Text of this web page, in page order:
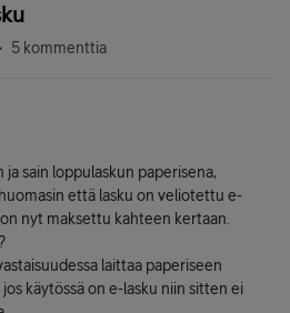
5 kommenttia
ja sain loppulaskun paperisena,
että lasku on veliotettu e-
nyt maksettu kahteen kertaan.
laittaa paperiseen
käytössä on e-lasku niin sitten ei